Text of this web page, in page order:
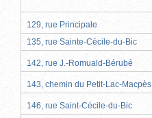
129, rue Principale
135, rue Sainte-Cécile-du-Bic
142, rue J.-Romuald-Bérubé
143, chemin du Petit-Lac-Macpès
146, rue Saint-Cécile-du-Bic